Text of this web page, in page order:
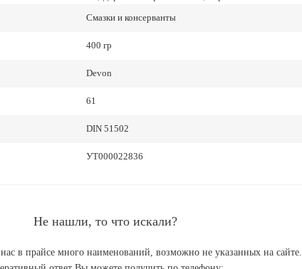
Смазки и консерванты
400 гр
Devon
61
DIN 51502
УТ000022836
Не нашли, то что искали?
в прайсе много наименований, возможно не указанных на сайте.